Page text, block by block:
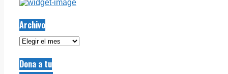
Archivo
Archivo
Dona a tu